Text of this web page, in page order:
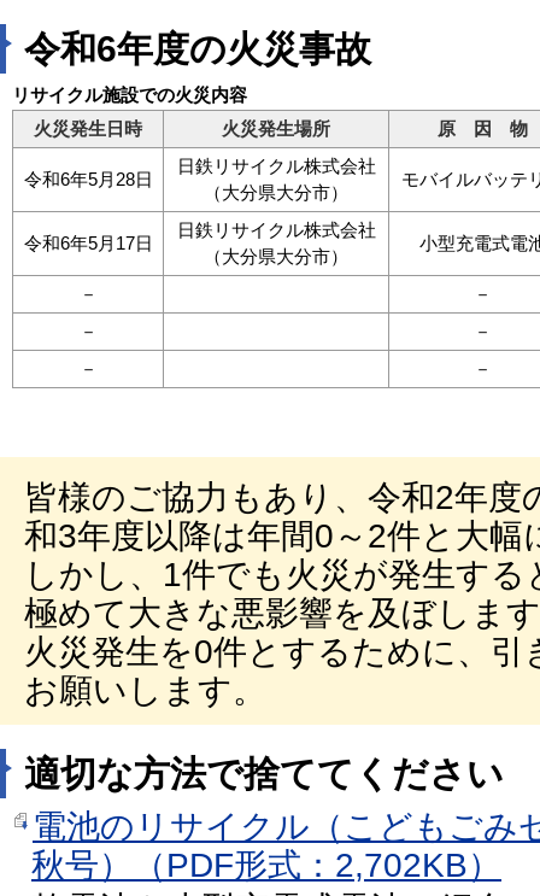
令和6年度の火災事故
リサイクル施設での火災内容
火災発生日時
火災発生場所 原 因 物
令和6年5月28日
日鉄リサイクル株式会社
（大分県大分市）
モバイルバッテ
令和6年5月17日
日鉄リサイクル株式会社
（大分県大分市）
小型充電式電
－
－
－
－
－
－
皆様のご協力もあり、令和2年度
和3年度以降は年間0～2件と大
しかし、1件でも火災が発生す
極めて大きな悪影響を及ぼしま
火災発生を0件とするために、
お願いします。
適切な方法で捨ててください
電池のリサイクル（こどもごみ
秋号）（PDF形式：2,702KB）